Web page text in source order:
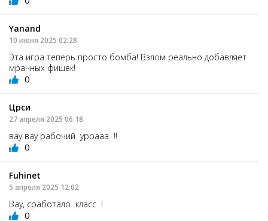
Yanand
10 июня 2025 02:28
Эта игра теперь просто бомба! Взлом реально добавляет
мрачных фишек!
0
Црси
27 апреля 2025 06:18
вау вау рабочий уррааа !!
0
Fuhinet
5 апреля 2025 12:02
Вау, сработало класс !
0